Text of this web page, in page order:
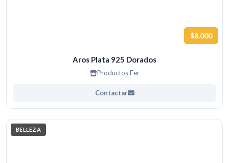
$8.000
Aros Plata 925 Dorados
Productos Fer
Contactar
BELLEZA